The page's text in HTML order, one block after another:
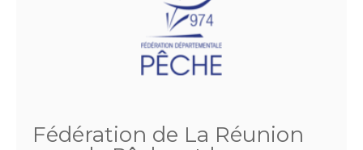
Fédération de La Réunion